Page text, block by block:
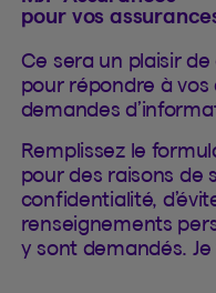
pour vos
Ce sera un plaisir
pour répondre à vos
demandes
Remplissez le
pour des raisons de
confidentialité,
renseignements
y sont demandés.